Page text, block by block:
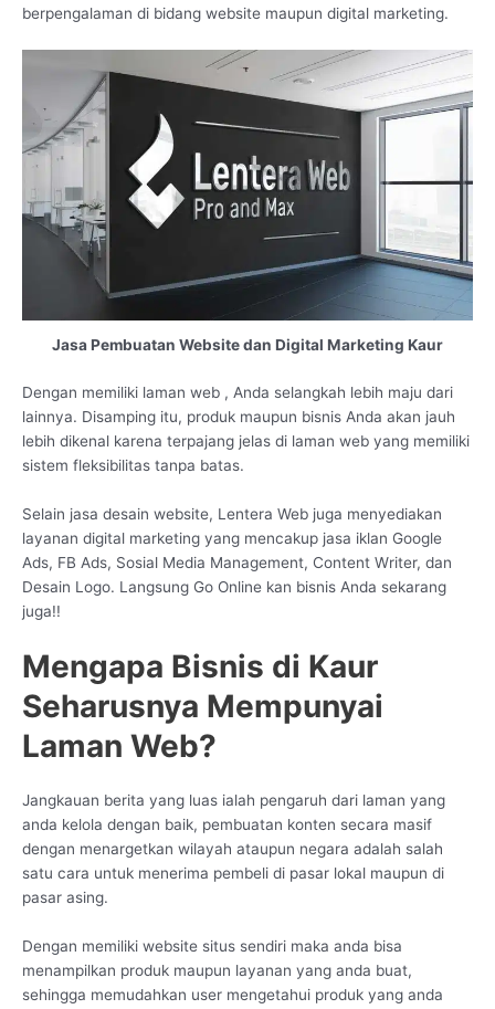
berpengalaman di bidang website maupun digital marketing.
Jasa Pembuatan Website dan Digital Marketing Kaur
Dengan memiliki laman web , Anda selangkah lebih maju dari
lainnya. Disamping itu, produk maupun bisnis Anda akan jauh
lebih dikenal karena terpajang jelas di laman web yang memiliki
sistem fleksibilitas tanpa batas.
Selain jasa desain website, Lentera Web juga menyediakan
layanan digital marketing yang mencakup jasa iklan Google
Ads, FB Ads, Sosial Media Management, Content Writer, dan
Desain Logo. Langsung Go Online kan bisnis Anda sekarang
juga!!
Mengapa Bisnis di Kaur
Seharusnya Mempunyai
Laman Web?
Jangkauan berita yang luas ialah pengaruh dari laman yang
anda kelola dengan baik, pembuatan konten secara masif
dengan menargetkan wilayah ataupun negara adalah salah
satu cara untuk menerima pembeli di pasar lokal maupun di
pasar asing.
Dengan memiliki website situs sendiri maka anda bisa
menampilkan produk maupun layanan yang anda buat,
sehingga memudahkan user mengetahui produk yang anda